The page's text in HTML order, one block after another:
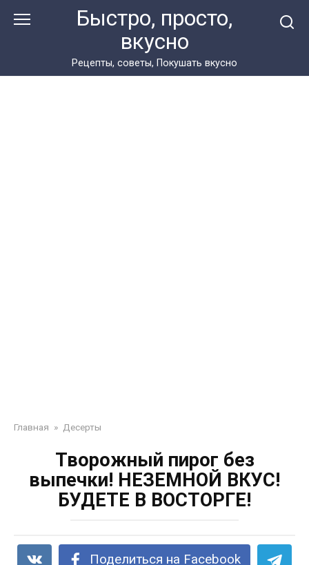
Быстро, просто,
вкусно
Рецепты, советы, Покушать вкусно
Главная » Десерты
Творожный пирог без
выпечки! НЕЗЕМНОЙ ВКУС!
БУДЕТЕ В ВОСТОРГЕ!
Поделиться на Facebook